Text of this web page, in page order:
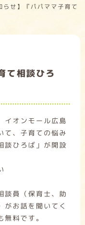
らせ】『パパママ子育て
て相談ひろ
イオンモール広島
、子育ての悩み
談ひろば」が開設
談員（保育士、助
がお話を聞いてく
料です。